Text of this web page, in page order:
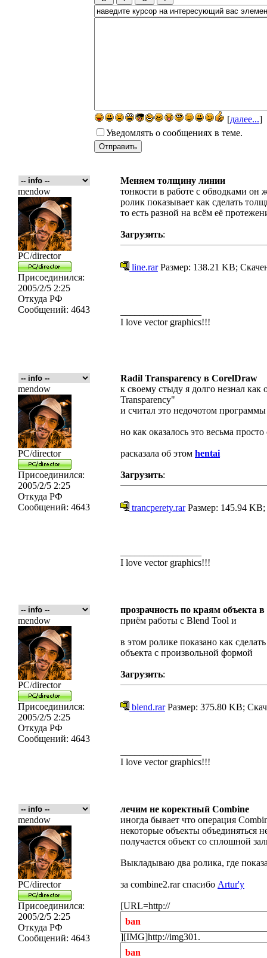
Меняем толщину линии
mendow
PC/director
Присоединился:
2005/2/5 2:25
Откуда РФ
Сообщений: 4643
тонкости в работе с обводками он
ролик показывает как сделать
то есть разной на всём её
Загрузить:
line.rarРазмер: 138.21 KB;
I love vector graphics!!!
Radil Transparency в CorelDraw
mendow
PC/director
Присоединился:
2005/2/5 2:25
Откуда РФ
Сообщений: 4643
к своему стыду я долго незнал
Transparency"
и считал это недочотом программы
но как оказалось это весьма просто
расказала об этом hentai
Загрузить:
trancperety.rarРазмер: 145.94
I love vector graphics!!!
прозрачность по краям объекта
mendow
PC/director
Присоединился:
2005/2/5 2:25
Откуда РФ
Сообщений: 4643
приём работы с Blend Tool и
в этом ролике показано как
объекта с произвольной формой
Загрузить:
blend.rarРазмер: 375.80 KB;
I love vector graphics!!!
лечим не коректный Combine
mendow
PC/director
Присоединился:
2005/2/5 2:25
Откуда РФ
Сообщений: 4643
иногда бывает что операция
некоторые объекты объединяться
получается объект со сплошной
Выкладываю два ролика, где
за combine2.rar спасибо Artur'у
[URL=http://
ban
][IMG]http://img301.
ban
[далее...]
Уведомлять о сообщениях в теме.